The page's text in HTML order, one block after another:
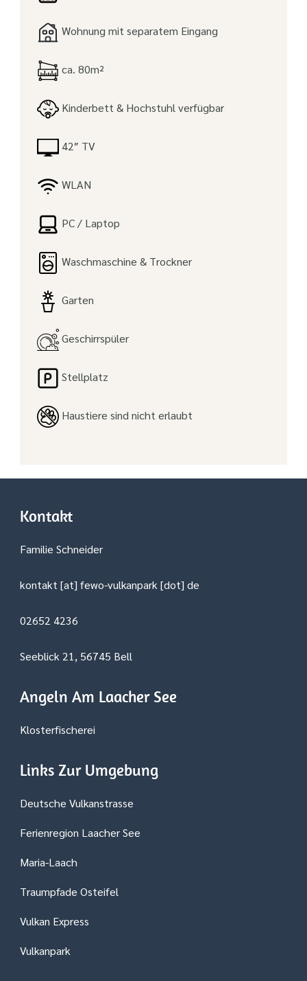
Wohnung mit separatem Eingang
ca. 80m²
Kinderbett & Hochstuhl verfügbar
42″ TV
WLAN
PC / Laptop
Waschmaschine & Trockner
Garten
Geschirrspüler
Stellplatz
Haustiere sind nicht erlaubt
Kontakt
Familie Schneider
kontakt [at] fewo-vulkanpark [dot] de
02652 4236
Seeblick 21, 56745 Bell
Angeln Am Laacher See
Klosterfischerei
Links Zur Umgebung
Deutsche Vulkanstrasse
Ferienregion Laacher See
Maria-Laach
Traumpfade Osteifel
Vulkan Express
Vulkanpark